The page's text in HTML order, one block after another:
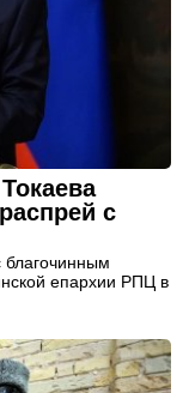
с
епархии РПЦ в